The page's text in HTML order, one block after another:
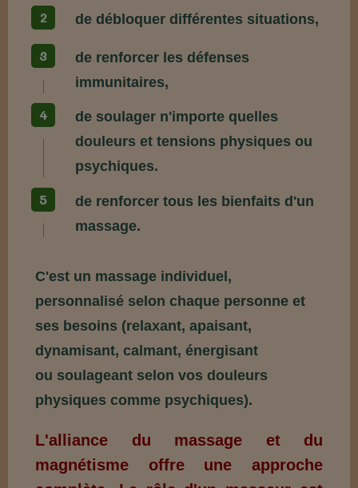
de débloquer différentes situations,
de renforcer les défenses
immunitaires,
de soulager n'importe quelles
douleurs et tensions physiques ou
psychiques.
de renforcer tous les bienfaits d'un
massage.
C'est un massage individuel,
personnalisé selon chaque personne et
ses besoins (relaxant, apaisant,
dynamisant, calmant, énergisant
ou soulageant selon vos douleurs
physiques comme psychiques).
L'alliance du massage et du
magnétisme offre une approche